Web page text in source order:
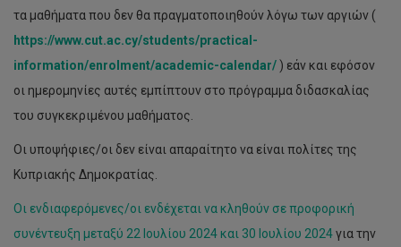
τα μαθήματα που δεν θα πραγματοποιηθούν λόγω των αργιών (
https://www.cut.ac.cy/students/practical-
information/enrolment/academic-calendar/ ) εάν και εφόσον
οι ημερομηνίες αυτές εμπίπτουν στο πρόγραμμα διδασκαλίας
του συγκεκριμένου μαθήματος.
Οι υποψήφιες/οι δεν είναι απαραίτητο να είναι πολίτες της
Κυπριακής Δημοκρατίας.
Οι ενδιαφερόμενες/οι ενδέχεται να κληθούν σε προφορική
συνέντευξη μεταξύ 22 Ιουλίου 2024 και 30 Ιουλίου 2024για την